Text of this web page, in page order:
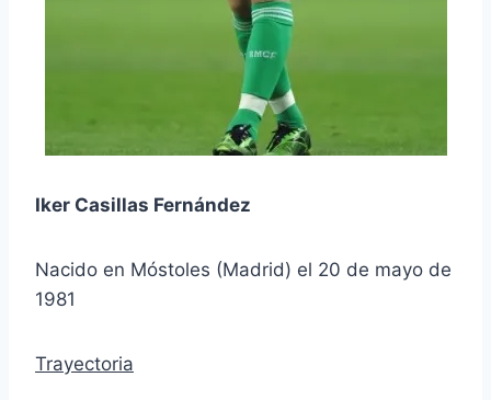
Iker Casillas Fernández
Nacido en Móstoles (Madrid) el 20 de mayo de
1981
Trayectoria